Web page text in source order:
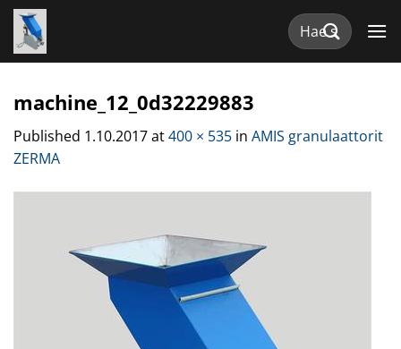
Skip
content
Etsi:
machine_12_0d32229883
Published 1.10.2017at400 × 535 in AMIS granulaattorit
ZERMA